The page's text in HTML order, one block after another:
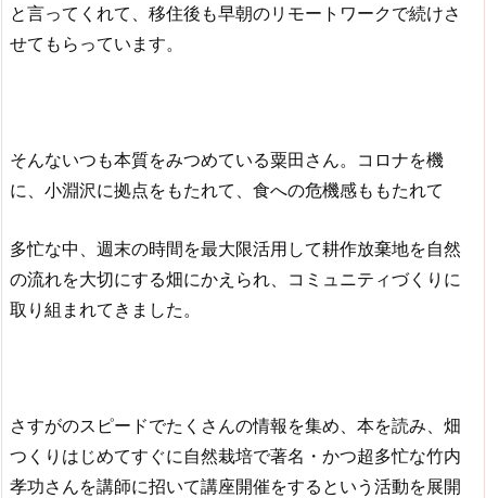
と言ってくれて、移住後も早朝のリモートワークで続けさ
せてもらっています。
そんないつも本質をみつめている粟田さん。コロナを機
に、小淵沢に拠点をもたれて、食への危機感ももたれて
多忙な中、週末の時間を最大限活用して耕作放棄地を自然
の流れを大切にする畑にかえられ、コミュニティづくりに
取り組まれてきました。
さすがのスピードでたくさんの情報を集め、本を読み、畑
つくりはじめてすぐに自然栽培で著名・かつ超多忙な竹内
孝功さんを講師に招いて講座開催をするという活動を展開